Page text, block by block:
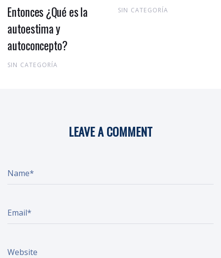
Entonces ¿Qué es la
autoestima y
autoconcepto?
SIN CATEGORÍA
SIN CATEGORÍA
LEAVE A COMMENT
Name*
Email*
Website